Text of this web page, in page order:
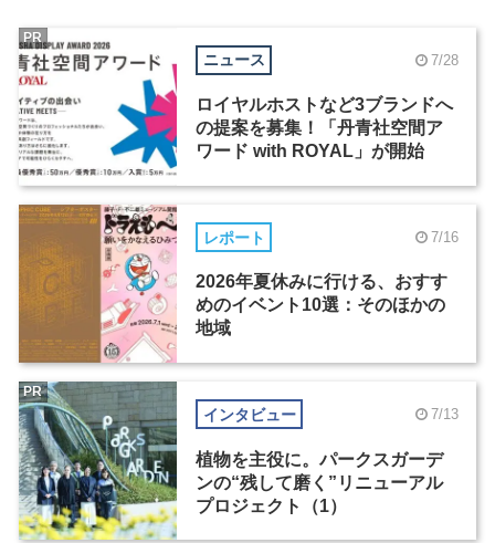
ニュース 7/28
ロイヤルホストなど3ブランドへ
の提案を募集！「丹青社空間ア
ワード with ROYAL」が開始
PR
レポート 7/16
2026年夏休みに行ける、おすす
めのイベント10選：そのほかの
地域
インタビュー 7/13
植物を主役に。パークスガーデ
ンの“残して磨く”リニューアル
プロジェクト（1）
PR